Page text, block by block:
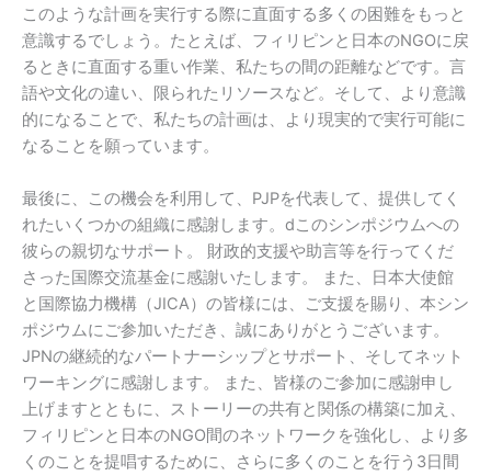
このような計画を実行する際に直面する多くの困難をもっと
意識するでしょう。たとえば、フィリピンと日本のNGOに戻
るときに直面する重い作業、私たちの間の距離などです。言
語や文化の違い、限られたリソースなど。そして、より意識
的になることで、私たちの計画は、より現実的で実行可能に
なることを願っています。
最後に、この機会を利用して、PJPを代表して、提供してく
れたいくつかの組織に感謝します。dこのシンポジウムへの
彼らの親切なサポート。 財政的支援や助言等を行ってくだ
さった国際交流基金に感謝いたします。 また、日本大使館
と国際協力機構（JICA）の皆様には、ご支援を賜り、本シン
ポジウムにご参加いただき、誠にありがとうございます。
JPNの継続的なパートナーシップとサポート、そしてネット
ワーキングに感謝します。 また、皆様のご参加に感謝申し
上げますとともに、ストーリーの共有と関係の構築に加え、
フィリピンと日本のNGO間のネットワークを強化し、より多
くのことを提唱するために、さらに多くのことを行う3日間